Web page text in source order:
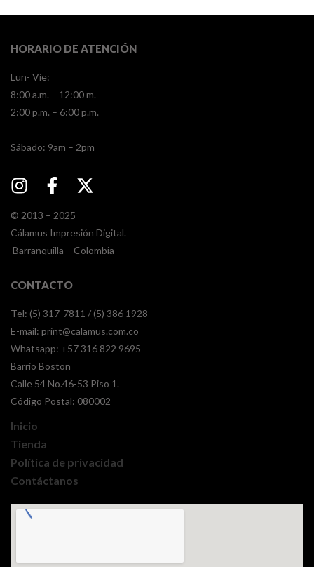
HORARIO DE ATENCIÓN
Lun- Vie:
8:00 a.m. – 12:00 m.
2:00 p.m. – 6:00 p.m.
​​Sábado: 9am – 2pm
© 2013 – 2025
Cálamus Impresión Digital.
Barranquilla – Colombia
CONTACTO
Tel: (5) 317-7811 / (5) 386 1928
E-mail: print@calamus.com.co
Whatsapp: +57 316 822 9695
Barrio Boston
Calle 54 No.46-53 Piso 1.
Código Postal: 080002
Inicio
Tienda
Política de privacidad
Contáctanos